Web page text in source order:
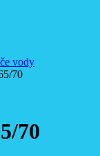
vody
70
70